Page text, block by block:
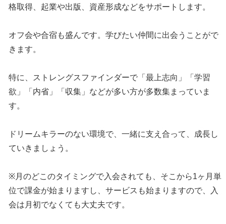
格取得、起業や出版、資産形成などをサポートします。
オフ会や合宿も盛んです。学びたい仲間に出会うことがで
きます。
特に、ストレングスファインダーで「最上志向」「学習
欲」「内省」「収集」などが多い方が多数集まっていま
す。
ドリームキラーのない環境で、一緒に支え合って、成長し
ていきましょう。
※月のどこのタイミングで入会されても、そこから1ヶ月単
位で課金が始まりますし、サービスも始まりますので、入
会は月初でなくても大丈夫です。